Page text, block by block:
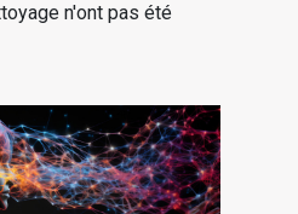
n'ont pas été